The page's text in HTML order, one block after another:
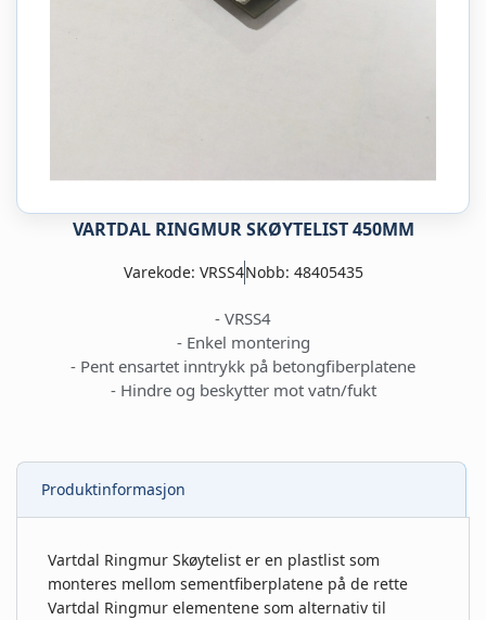
VARTDAL RINGMUR SKØYTELIST 450MM
Varekode: VRSS4Nobb: 48405435
- VRSS4
- Enkel montering
- Pent ensartet inntrykk på betongfiberplatene
- Hindre og beskytter mot vatn/fukt
Produktinformasjon
Vartdal Ringmur Skøytelist er en plastlist som
monteres mellom sementfiberplatene på de rette
Vartdal Ringmur elementene som alternativ til